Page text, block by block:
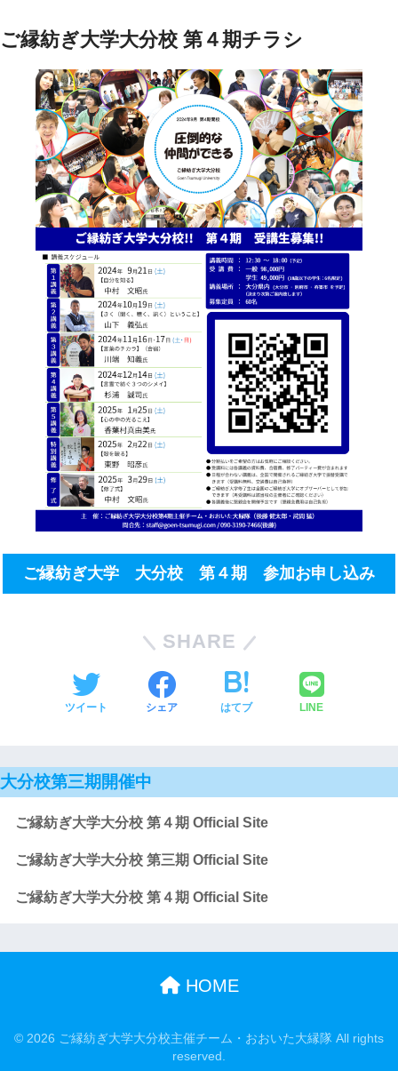
ご縁紡ぎ大学大分校 第４期チラシ
ご縁紡ぎ大学 大分校 第４期 参加お申し込み
SHARE
ツイート シェア はてブ LINE
大分校第三期開催中
ご縁紡ぎ大学大分校 第４期 Official Site
ご縁紡ぎ大学大分校 第三期 Official Site
ご縁紡ぎ大学大分校 第４期 Official Site
HOME
© 2026 ご縁紡ぎ大学大分校主催チーム・おおいた大縁隊 All rights
reserved.